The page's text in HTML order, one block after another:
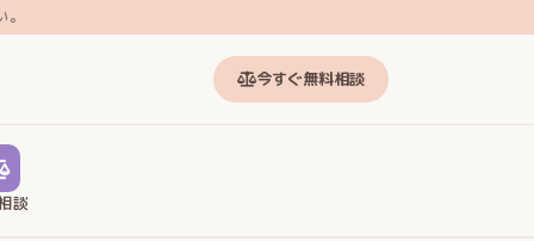
今すぐ無料相談
談